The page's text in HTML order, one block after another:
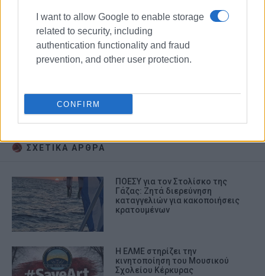
I want to allow Google to enable storage
related to security, including
authentication functionality and fraud
prevention, and other user protection.
CONFIRM
ΣΧΕΤΙΚA AΡΘΡΑ
ΠΟΕΣΥ για τον Στολίσκο της
Γάζας: Ζητά διερεύνηση
καταγγελιών για κακοποιήσεις
κρατουμένων
Η ΕΛΜΕ στηρίζει την
κινητοποίηση του Μουσικού
Σχολείου Κέρκυρας